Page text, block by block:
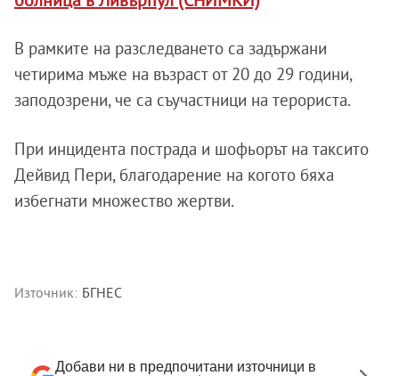
В рамките на разследването са задържани
четирима мъже на възраст от 20 до 29 години,
заподозрени, че са съучастници на терориста.
При инцидента пострада и шофьорът на таксито
Дейвид Пери, благодарение на когото бяха
избегнати множество жертви.
Източник: БГНЕС
Добави ни в предпочитани източници в